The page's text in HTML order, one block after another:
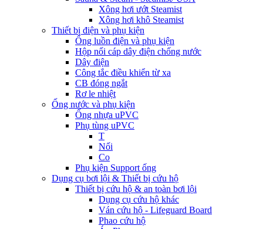
Xông hơi ướt Steamist
Xông hơi khô Steamist
Thiết bị điện và phụ kiện
Ống luồn điện và phụ kiện
Hộp nối cáp dây điện chống nước
Dây điện
Công tắc điều khiển từ xa
CB đóng ngắt
Rơ le nhiệt
Ống nước và phụ kiện
Ống nhựa uPVC
Phụ tùng uPVC
T
Nối
Co
Phụ kiện Support ống
Dụng cụ bơi lội & Thiết bị cứu hộ
Thiết bị cứu hộ & an toàn bơi lội
Dụng cụ cứu hộ khác
Ván cứu hộ - Lifeguard Board
Phao cứu hộ